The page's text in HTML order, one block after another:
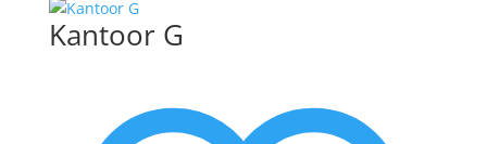
Kantoor G